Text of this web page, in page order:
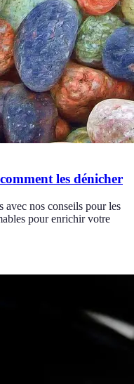
les dénicher
avec nos conseils pour les
pour enrichir votre